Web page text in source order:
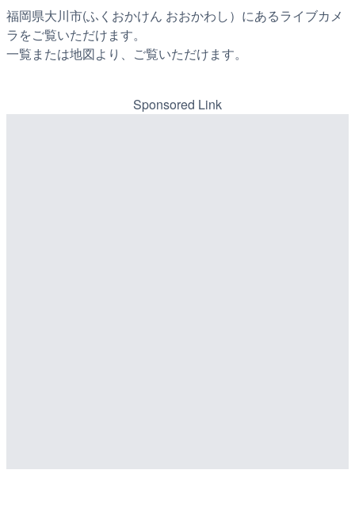
福岡県大川市(ふくおかけん おおかわし）にあるライブカメ
ラをご覧いただけます。
一覧または地図より、ご覧いただけます。
Sponsored Link